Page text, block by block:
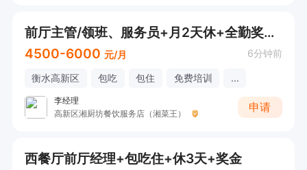
前厅主管/领班、服务员+月2天休+全勤奖+包吃+包住【28至55】
4500-6000 元/月 6分钟前
衡水高新区 包吃 包住 免费培训 ...
李经理
高新区湘厨坊餐饮服务店（湘菜王）
申请
西餐厅前厅经理+包吃住+休3天+奖金